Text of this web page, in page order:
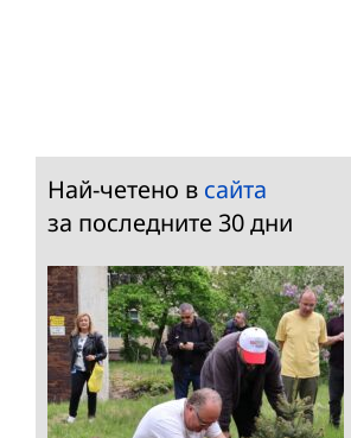
Най-четено в сайта
за последните 30 дни